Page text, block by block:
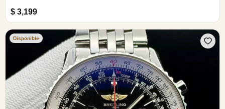
$ 3,199
Disponible